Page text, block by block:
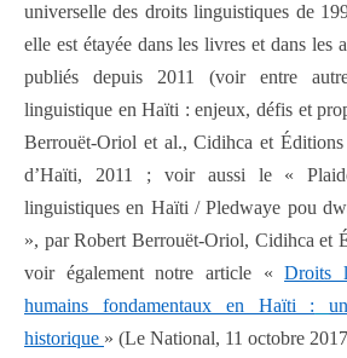
universelle des droits linguistiques de
elle est étayée dans les livres et dans les
publiés depuis 2011 (voir entre
linguistique en Haïti : enjeux, défis et
Berrouët-Oriol et al., Cidihca et Éditions
d’Haïti, 2011 ; voir aussi le «
linguistiques en Haïti / Pledwaye pou
», par Robert Berrouët-Oriol, Cidihca et
voir également notre article «Droits
humains fondamentaux en Haïti :
historique » (Le National, 11 octobre